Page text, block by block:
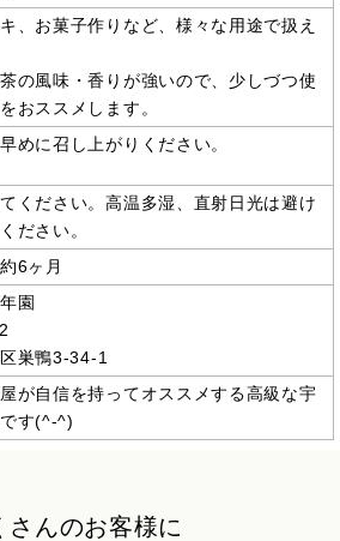
、お菓子作りなど、様々な用途で扱え
の風味・香りが強いので、少しづつ使
おススメします。
めに召し上がりください。
ください。高温多湿、直射日光は避け
ださい。
6ヶ月
園
巣鴨3-34-1
が自信を持ってオススメする高級な宇
す(^-^)
さんのお客様に